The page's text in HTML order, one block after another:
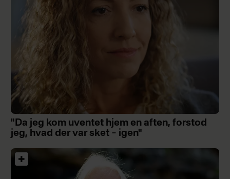
"Da jeg kom uventet hjem en aften, forstod
jeg, hvad der var sket – igen"